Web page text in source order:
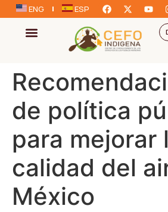
ENG ESP
de política
para mejorar
calidad del
México